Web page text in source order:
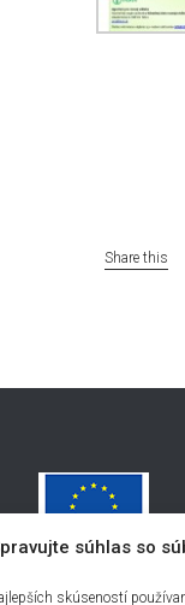
súhlas so
skúseností
Share this